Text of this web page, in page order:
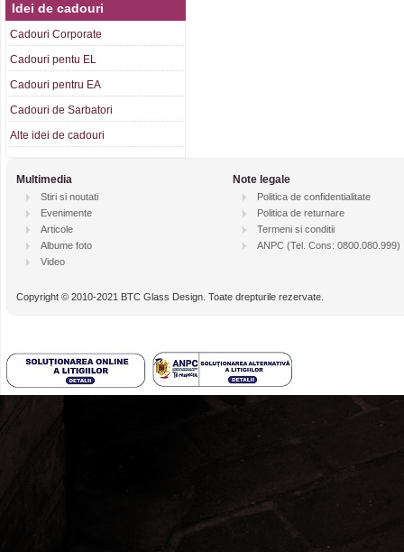
Idei de cadouri
Cadouri Corporate
Cadouri pentu EL
Cadouri pentru EA
Cadouri de Sarbatori
Alte idei de cadouri
Multimedia
Stiri si noutati
Evenimente
Articole
Albume foto
Video
Note legale
Politica de confidentialitate
Politica de returnare
Termeni si conditii
ANPC (Tel. Cons: 0800.080.999)
Copyright © 2010-2021 BTC Glass Design. Toate drepturile rezervate.